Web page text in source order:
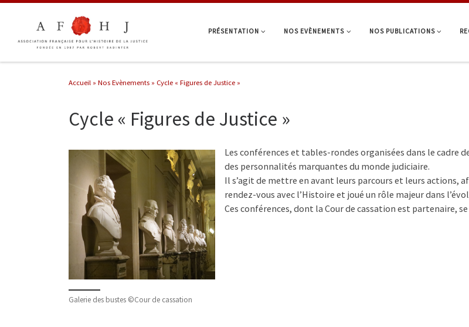
PRÉSENTATION NOS EVÈNEMENTS NOS PUBLICATIONS
Accueil » Nos Evènements » Cycle « Figures de Justice »
Cycle « Figures de Justice »
Galerie des bustes ©Cour de cassation
Les conférences et tables-rondes organisées dans le cadre
des personnalités marquantes du monde judiciaire.
Il s’agit de mettre en avant leurs parcours et leurs actions,
rendez-vous avec l’Histoire et joué un rôle majeur dans
Ces conférences, dont la Cour de cassation est partenaire,